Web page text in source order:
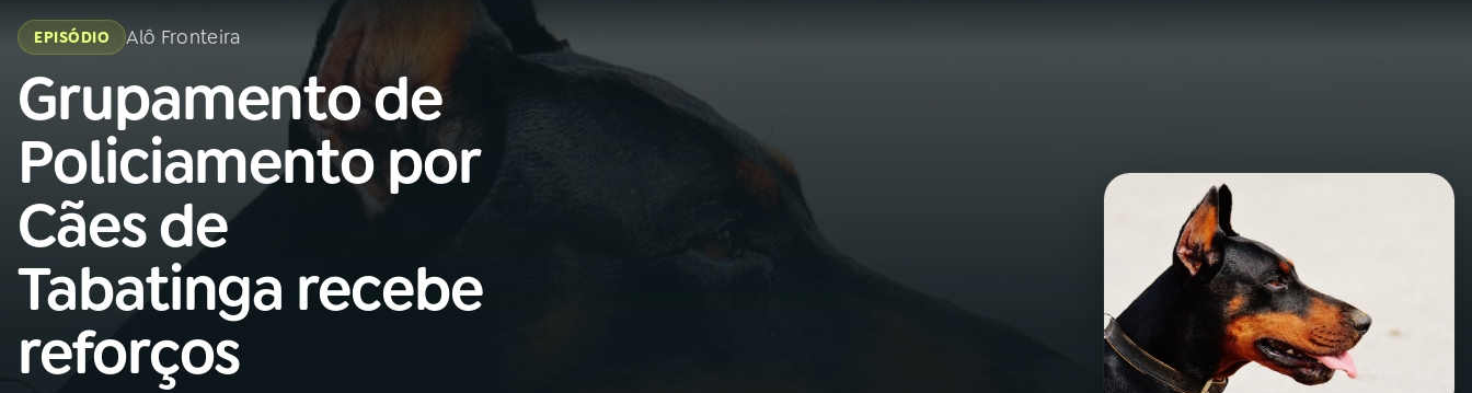
Buscar
na
Rádio
Nacional
Buscar
01 INÍCIO
02 A RÁDIO
03 PROGRAMAÇÃO
na
Rádio
EPISÓDIO Alô Fronteira
Grupamento de
Policiamento por
Cães de
Tabatinga recebe
reforços